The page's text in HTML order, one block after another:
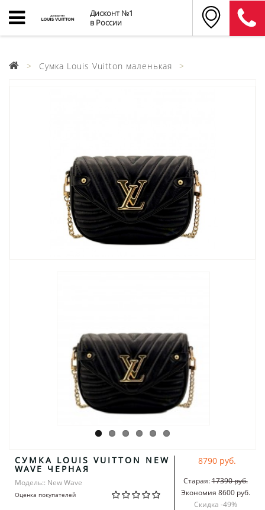
Дисконт №1
в России
Cумка Louis Vuitton маленькая
СУМКА LOUIS VUITTON NEW
WAVE ЧЕРНАЯ
Модель:: New Wave
Оценка покупателей
8790 руб.
Старая:17390 руб.
Экономия 8600 руб.
Скидка -49%